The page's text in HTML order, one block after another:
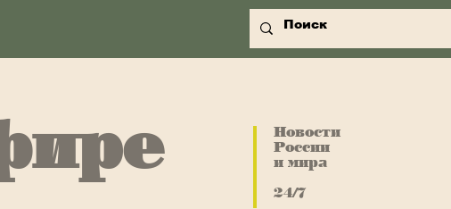
Новости
России
и мира
24/7